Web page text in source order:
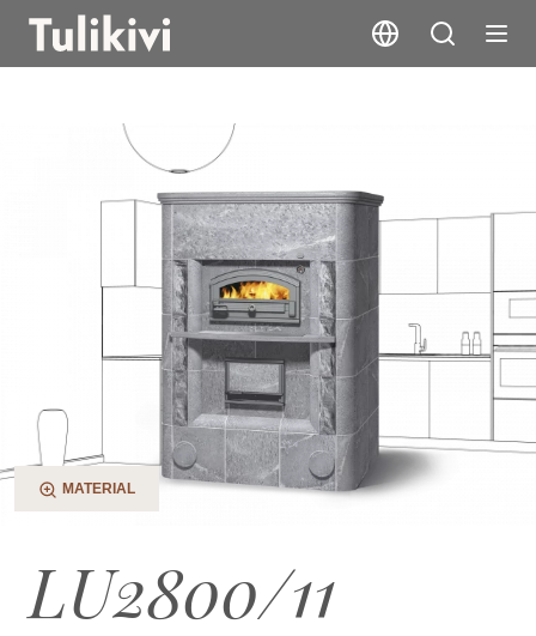
LU2800/11
MATERIAL
LU2800/11